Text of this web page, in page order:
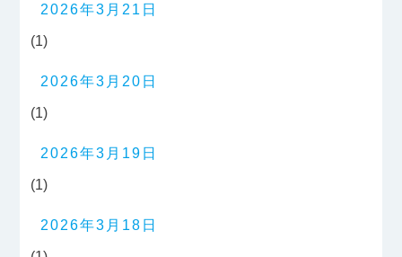
2026年3月21日
(1)
2026年3月20日
(1)
2026年3月19日
(1)
2026年3月18日